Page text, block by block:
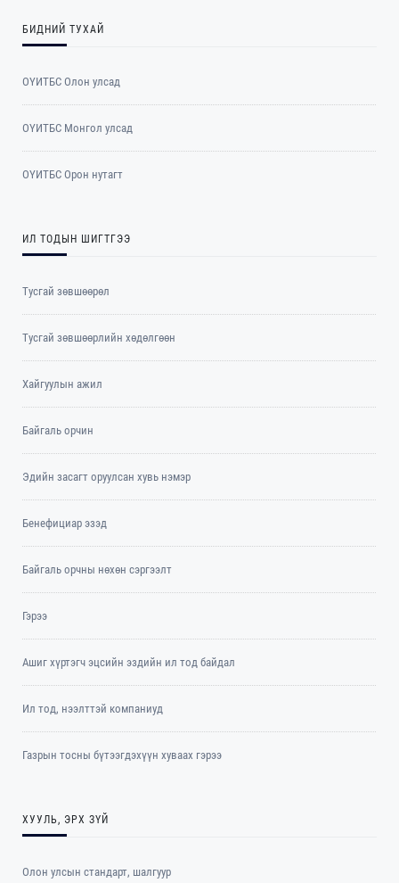
БИДНИЙ ТУХАЙ
ОҮИТБС Олон улсад
ОYИТБС Монгол улсад
ОYИТБС Орон нутагт
ИЛ ТОДЫН ШИГТГЭЭ
Тусгай зөвшөөрөл
Тусгай зөвшөөрлийн хөдөлгөөн
Хайгуулын ажил
Байгаль орчин
Эдийн засагт оруулсан хувь нэмэр
Бенефициар эзэд
Байгаль орчны нөхөн сэргээлт
Гэрээ
Ашиг хүртэгч эцсийн эздийн ил тод байдал
Ил тод, нээлттэй компаниуд
Газрын тосны бүтээгдэхүүн хуваах гэрээ
ХУУЛЬ, ЭРХ ЗҮЙ
Олон улсын стандарт, шалгуур